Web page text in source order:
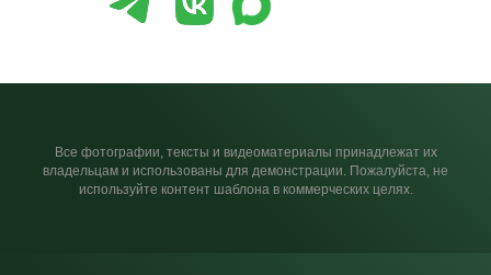
Все фотографии, тексты и видеоматериалы принадлежат их
владельцам и использованы для демонстрации. Пожалуйста, не
используйте контент шаблона в коммерческих целях.